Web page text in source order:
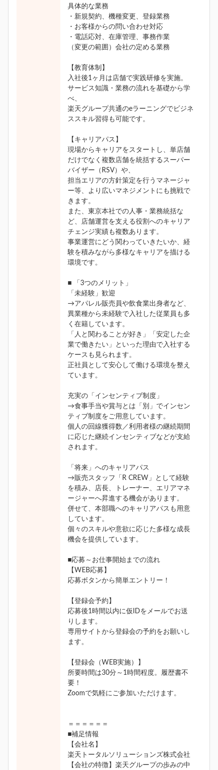
具体的な業務
・新規契約、機種変更、登録業務
・お客様からの問い合わせ対応
・電話応対、在庫管理、事務作業
（変更の範囲）会社の定める業務
【教育体制】
入社後1ヶ月は店舗で実践研修を実施。
サービス知識・業務の流れを基礎から学
べ、
楽天グループ共通のeラーニングでビジネ
ススキル習得も可能です。
【キャリアパス】
現場からキャリアをスタートし、単店舗
だけでなく複数店舗を統括するスーパー
バイザー（RSV）や、
担当エリアの方針策定を行うマネージャ
ー等、より広いマネジメントにも挑戦で
きます。
また、東京本社での人事・業務統括な
ど、店舗運営を支える役割へのキャリア
チェンジ実績も複数あります。
事業運営にどう関わっていきたいか、経
験を積みながら多様なキャリアを描ける
環境です。
■ 「3つのメリット」
「未経験」歓迎
→アパレル販売員や飲食業出身者など、
異業種から未経験で入社した従業員も多
く在籍しています。
「人と関わることが好き」「安定した企
業で働きたい」といった理由で入社する
ケースも見られます。
正社員として安心して働ける環境を整え
ています。
充実の「インセンティブ制度」
→食事手当や賞与とは「別」でインセン
ティブ制度をご用意しています。
個人の回線獲得数／利用者様の継続期間
に応じた継続インセンティブなどが支給
されます。
「将来」へのキャリアパス
→販売スタッフ「R CREW」として経験
を積み、店長、トレーナー、エリアマネ
ージャーへ昇進する機会があります。
併せて、本部職へのキャリアパスも用意
しています。
個々のスキルや意欲に応じた多様な成長
機会を提供しています。
■応募～お仕事開始までの流れ
【WEB応募】
応募ボタンから簡単エントリー！
【登録会予約】
応募後1時間以内に仮IDをメールでお送
りします。
専用サイトから登録会の予約をお願いし
ます。
【登録会（WEB実施）】
所要時間は30分～1時間程度。履歴書不
要！
Zoomで気軽にご参加いただけます。
＝＝＝＝＝＝
■補足情報
【会社名】
楽天トータルソリューションズ株式会社
【会社の特徴】楽天グループの歩みの中